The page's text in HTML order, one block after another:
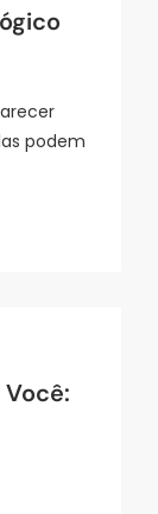
podem